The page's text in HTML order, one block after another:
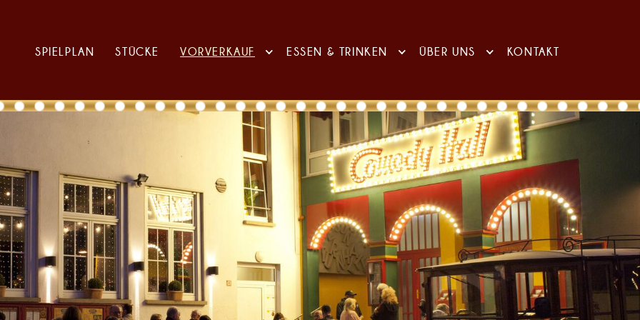
SPIELPLAN STÜCKE VORVERKAUF ESSEN & TRINKEN ÜBER UNS KONTAKT